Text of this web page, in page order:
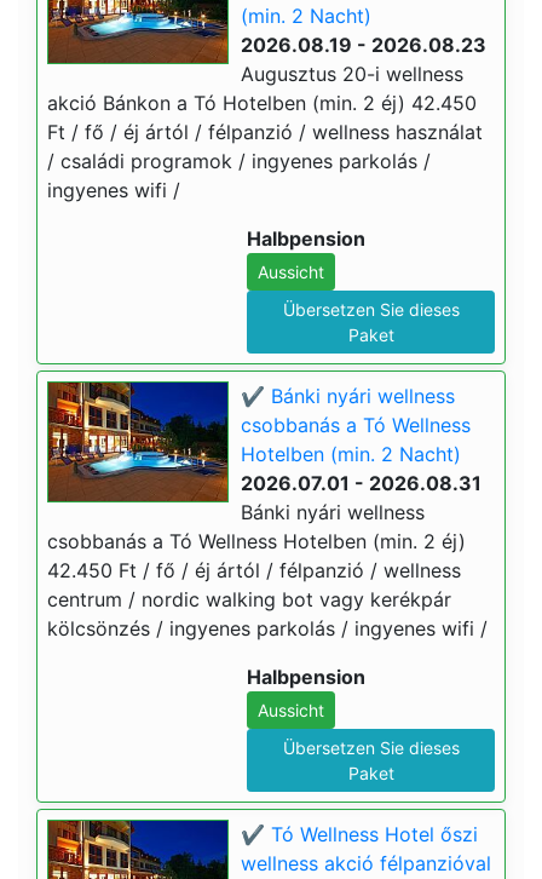
(min. 2 Nacht)
2026.08.19 - 2026.08.23
Augusztus 20-i wellness
akció Bánkon a Tó Hotelben (min. 2 éj) 42.450
Ft / fő / éj ártól / félpanzió / wellness használat
/ családi programok / ingyenes parkolás /
ingyenes wifi /
Halbpension
Aussicht
Übersetzen Sie dieses
Paket
✔️ Bánki nyári wellness
csobbanás a Tó Wellness
Hotelben (min. 2 Nacht)
2026.07.01 - 2026.08.31
Bánki nyári wellness
csobbanás a Tó Wellness Hotelben (min. 2 éj)
42.450 Ft / fő / éj ártól / félpanzió / wellness
centrum / nordic walking bot vagy kerékpár
kölcsönzés / ingyenes parkolás / ingyenes wifi /
Halbpension
Aussicht
Übersetzen Sie dieses
Paket
✔️ Tó Wellness Hotel őszi
wellness akció félpanzióval